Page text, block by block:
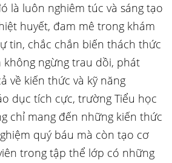
là luôn nghiêm túc và sáng tạo
huyết, đam mê trong khám
tin, chắc chắn biến thách thức
ngừng trau dồi, phát
về kiến thức và kỹ năng
dục tích cực, trường Tiểu học
chỉ mang đến những kiến thức
quý báu mà còn tạo cơ
trong tập thể lớp có những